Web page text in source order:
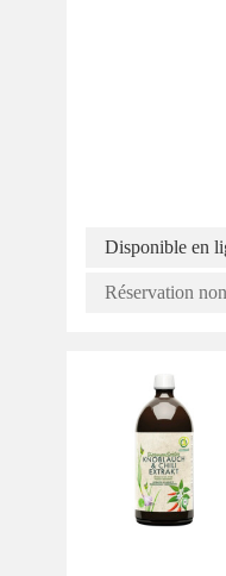
Disponible en
Réservation